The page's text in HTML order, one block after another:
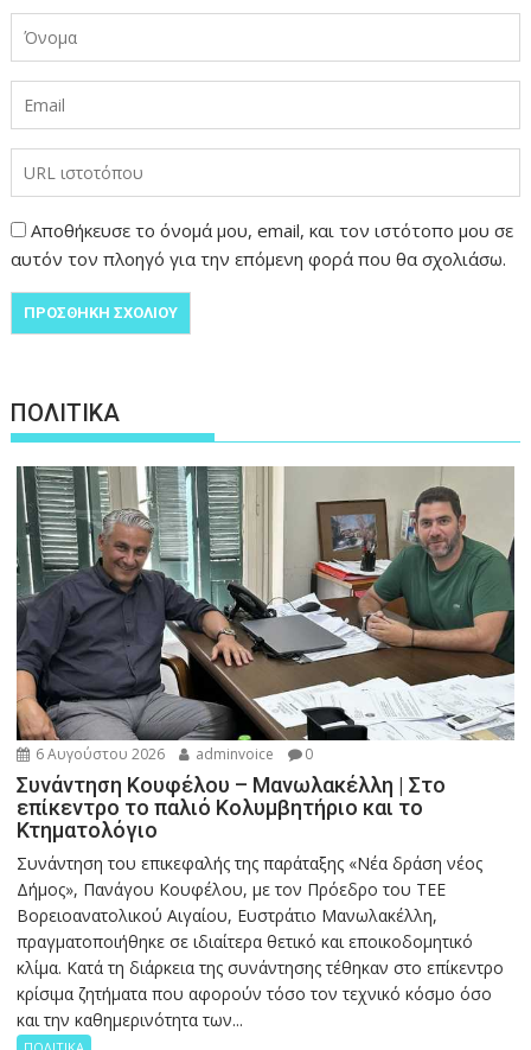
Αποθήκευσε το όνομά μου, email, και τον ιστότοπο μου σε
αυτόν τον πλοηγό για την επόμενη φορά που θα σχολιάσω.
ΠΟΛΙΤΙΚΑ
6 Αυγούστου 2026 adminvoice 0
Συνάντηση Κουφέλου – Μανωλακέλλη | Στο
επίκεντρο το παλιό Κολυμβητήριο και το
Κτηματολόγιο
Συνάντηση του επικεφαλής της παράταξης «Νέα δράση νέος
Δήμος», Πανάγου Κουφέλου, με τον Πρόεδρο του ΤΕΕ
Βορειοανατολικού Αιγαίου, Ευστράτιο Μανωλακέλλη,
πραγματοποιήθηκε σε ιδιαίτερα θετικό και εποικοδομητικό
κλίμα. Κατά τη διάρκεια της συνάντησης τέθηκαν στο επίκεντρο
κρίσιμα ζητήματα που αφορούν τόσο τον τεχνικό κόσμο όσο
και την καθημερινότητα των...